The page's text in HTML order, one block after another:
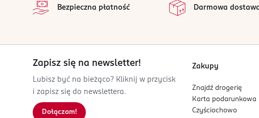
PDRN- wspiera produkcję kolagenu i procesy
składniki pielęgnujące, wspierając intensywne
OSOBA/PODMIOT ODPOWIEDZIALNY
Bielsko-Biała
contact@holika.pl
334454245
KR-Republika Korei
Bezpieczna płatność Darmowa
Zapisz się na newsletter!
Lubisz być na bieżąco? Kliknij w przycisk
i zapisz się do newslettera.
Dołączam!
Zakupy
Znajdź drogerię
Karta podarunkowa
Czyściochowo